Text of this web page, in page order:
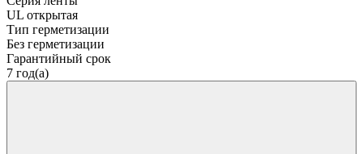
UL открытая
Тип герметизации
Без герметизации
Гарантийный срок
7 год(а)